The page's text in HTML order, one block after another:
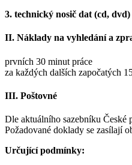
3. technický nosič dat (cd, dvd)
II. Náklady na vyhledání a
prvních 30 minut
za každých dalších
III. Poštovné
Dle aktuálního sazebníku České
Požadované doklady se zasílají
Určující podmínky: